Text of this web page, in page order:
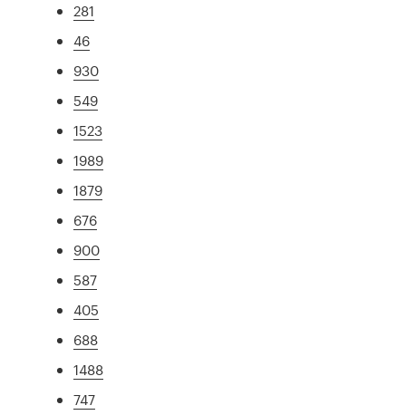
281
46
930
549
1523
1989
1879
676
900
587
405
688
1488
747